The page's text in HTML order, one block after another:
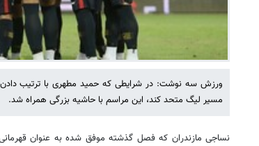
ورزش سه نوشت: در شرایطی که حمید مطهری با ترتیب
مسیر لیگ متحد کند، این مراسم با حاشیه بزرگی همراه شد.
نساجی مازندران که فصل گذشته موفق شده به عنوان